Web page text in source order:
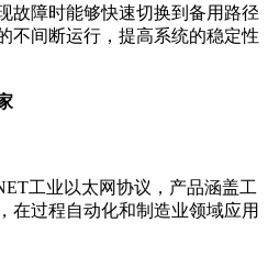
故障时能够快速切换到备用路径
不间断运行，提高系统的稳定性
工业以太网协议，产品涵盖工
在过程自动化和制造业领域应用